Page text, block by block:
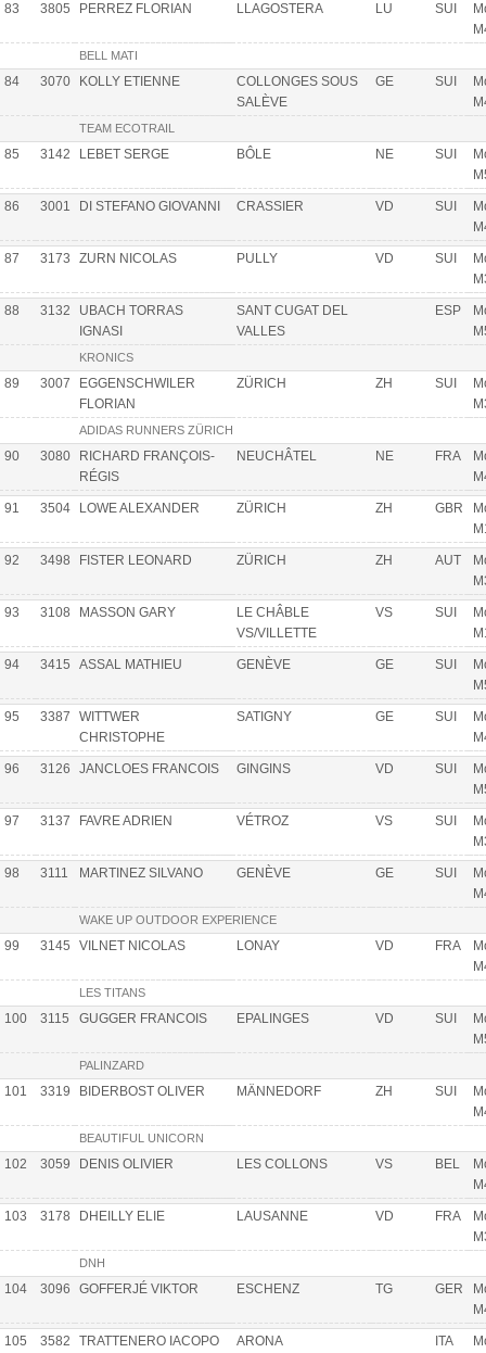
83 3805 PERREZ FLORIAN LLAGOSTERA LU SUI
BELL MATI
84 3070 KOLLY ETIENNE
COLLONGES SOUS
SALÈVE
GE SUI
TEAM ECOTRAIL
85 3142 LEBET SERGE BÔLE NE SUI
86 3001 DI STEFANO GIOVANNI CRASSIER VD SUI
87 3173 ZURN NICOLAS PULLY VD SUI
88 3132
UBACH TORRAS
IGNASI
SANT CUGAT DEL
VALLES
ESP
KRONICS
89 3007
EGGENSCHWILER
FLORIAN
ZÜRICH ZH SUI
ADIDAS RUNNERS ZÜRICH
90 3080
RICHARD FRANÇOIS-
RÉGIS
NEUCHÂTEL NE FRA
91 3504 LOWE ALEXANDER ZÜRICH ZH GBR
92 3498 FISTER LEONARD ZÜRICH ZH AUT
93 3108 MASSON GARY
LE CHÂBLE
VS/VILLETTE
VS SUI
94 3415 ASSAL MATHIEU GENÈVE GE SUI
95 3387
WITTWER
CHRISTOPHE
SATIGNY GE SUI
96 3126 JANCLOES FRANCOIS GINGINS VD SUI
97 3137 FAVRE ADRIEN VÉTROZ VS SUI
98 3111 MARTINEZ SILVANO GENÈVE GE SUI
WAKE UP OUTDOOR EXPERIENCE
99 3145 VILNET NICOLAS LONAY VD FRA
LES TITANS
100 3115 GUGGER FRANCOIS EPALINGES VD SUI
PALINZARD
101 3319 BIDERBOST OLIVER MÄNNEDORF ZH SUI
BEAUTIFUL UNICORN
102 3059 DENIS OLIVIER LES COLLONS VS BEL
103 3178 DHEILLY ELIE LAUSANNE VD FRA
DNH
104 3096 GOFFERJÉ VIKTOR ESCHENZ TG GER
105 3582 TRATTENERO IACOPO ARONA ITA